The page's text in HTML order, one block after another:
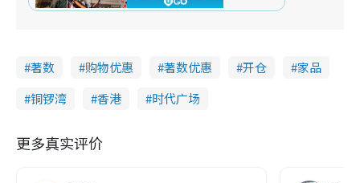
著数 购物优惠 著数优惠 开仓
家品
铜锣湾
香港 时代广场
更多真实评价